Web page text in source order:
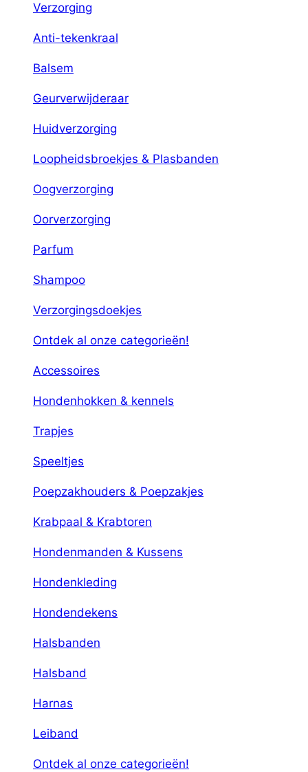
Verzorging
Anti-tekenkraal
Balsem
Geurverwijderaar
Huidverzorging
Loopheidsbroekjes & Plasbanden
Oogverzorging
Oorverzorging
Parfum
Shampoo
Verzorgingsdoekjes
Ontdek al onze categorieën!
Accessoires
Hondenhokken & kennels
Trapjes
Speeltjes
Poepzakhouders & Poepzakjes
Krabpaal & Krabtoren
Hondenmanden & Kussens
Hondenkleding
Hondendekens
Halsbanden
Halsband
Harnas
Leiband
Ontdek al onze categorieën!